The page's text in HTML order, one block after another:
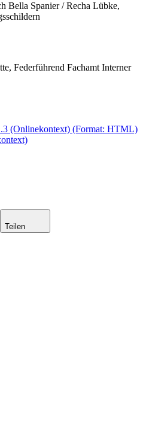
Bella Spanier / Recha Lübke,
Federführend Fachamt Interner
(Onlinekontext) (Format: HTML)
Teilen